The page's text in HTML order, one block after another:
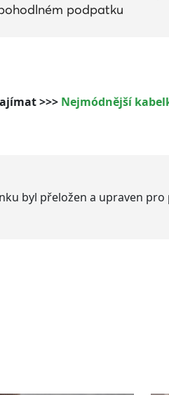
podpatku
>>> Nejmódnější
byl přeložen a upraven